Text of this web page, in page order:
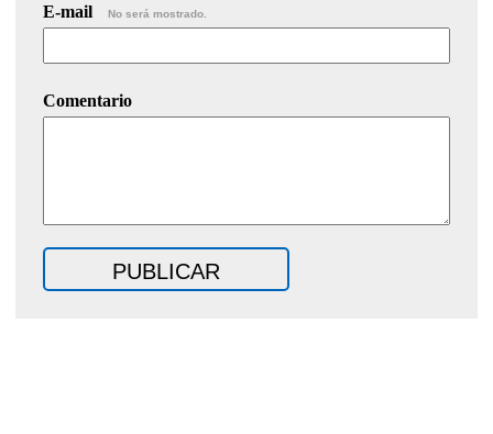
E-mail No será mostrado.
Comentario